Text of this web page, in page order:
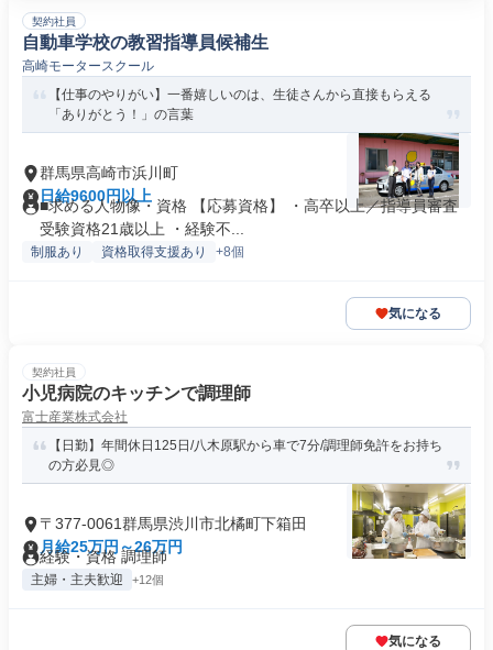
契約社員
自動車学校の教習指導員候補生
高崎モータースクール
【仕事のやりがい】一番嬉しいのは、生徒さんから直接もらえる
「ありがとう！」の言葉
群馬県高崎市浜川町
日給9600円以上
■求める人物像・資格 【応募資格】 ・高卒以上／指導員審査
受験資格21歳以上 ・経験不...
制服あり 資格取得支援あり +8個
気になる
契約社員
小児病院のキッチンで調理師
富士産業株式会社
【日勤】年間休日125日/八木原駅から車で7分/調理師免許をお持ち
の方必見◎
〒377-0061群馬県渋川市北橘町下箱田
月給25万円～26万円
経験・資格 調理師
主婦・主夫歓迎 +12個
気になる